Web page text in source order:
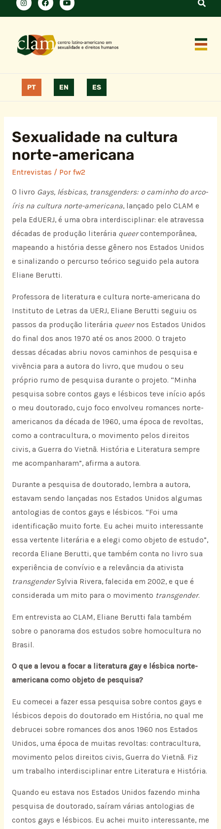
PT EN ES
Sexualidade na cultura
norte-americana
Entrevistas / Por fw2
O livro Gays, lésbicas, transgenders: o caminho do arco-
íris na cultura norte-americana, lançado pelo CLAM e
pela EdUERJ, é uma obra interdisciplinar: ele atravessa
décadas de produção literária queercontemporânea,
mapeando a história desse gênero nos Estados Unidos
e sinalizando o percurso teórico seguido pela autora
Eliane Berutti.
Professora de literatura e cultura norte-americana do
Instituto de Letras da UERJ, Eliane Berutti seguiu os
passos da produção literária queernos Estados Unidos
do final dos anos 1970 até os anos 2000. O trajeto
dessas décadas abriu novos caminhos de pesquisa e
vivência para a autora do livro, que mudou o seu
próprio rumo de pesquisa durante o projeto. “Minha
pesquisa sobre contos gays e lésbicos teve início após
o meu doutorado, cujo foco envolveu romances norte-
americanos da década de 1960, uma época de revoltas,
como a contracultura, o movimento pelos direitos
civis, a Guerra do Vietnã. História e Literatura sempre
me acompanharam”, afirma a autora.
Durante a pesquisa de doutorado, lembra a autora,
estavam sendo lançadas nos Estados Unidos algumas
antologias de contos gays e lésbicos. “Foi uma
identificação muito forte. Eu achei muito interessante
essa vertente literária e a elegi como objeto de estudo”,
recorda Eliane Berutti, que também conta no livro sua
experiência de convívio e a relevância da ativista
transgenderSylvia Rivera, falecida em 2002, e que é
considerada um mito para o movimento transgender.
Em entrevista ao CLAM, Eliane Berutti fala também
sobre o panorama dos estudos sobre homocultura no
Brasil.
O que a levou a focar a literatura gay e lésbica norte-
americana como objeto de pesquisa?
Eu comecei a fazer essa pesquisa sobre contos gays e
lésbicos depois do doutorado em História, no qual me
debrucei sobre romances dos anos 1960 nos Estados
Unidos, uma época de muitas revoltas: contracultura,
movimento pelos direitos civis, Guerra do Vietnã. Fiz
um trabalho interdisciplinar entre Literatura e História.
Quando eu estava nos Estados Unidos fazendo minha
pesquisa de doutorado, saíram várias antologias de
contos gays e lésbicos. Eu achei muito interessante, me